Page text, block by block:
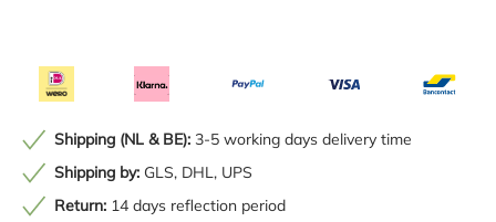
Shipping (NL & BE): 3-5 working days delivery time
Shipping by: GLS, DHL, UPS
Return: 14 days reflection period